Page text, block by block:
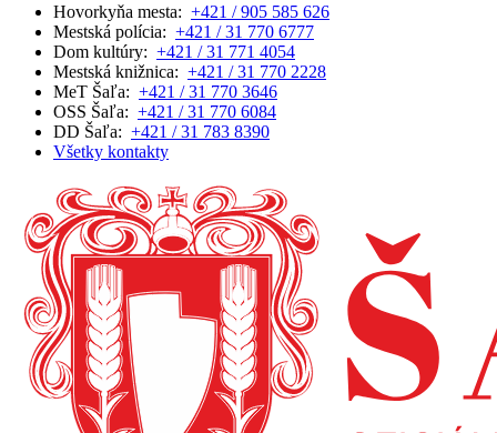
Hovorkyňa mesta: +421 / 905 585 626
Mestská polícia: +421 / 31 770 6777
Dom kultúry: +421 / 31 771 4054
Mestská knižnica: +421 / 31 770 2228
MeT Šaľa: +421 / 31 770 3646
OSS Šaľa: +421 / 31 770 6084
DD Šaľa: +421 / 31 783 8390
Všetky kontakty